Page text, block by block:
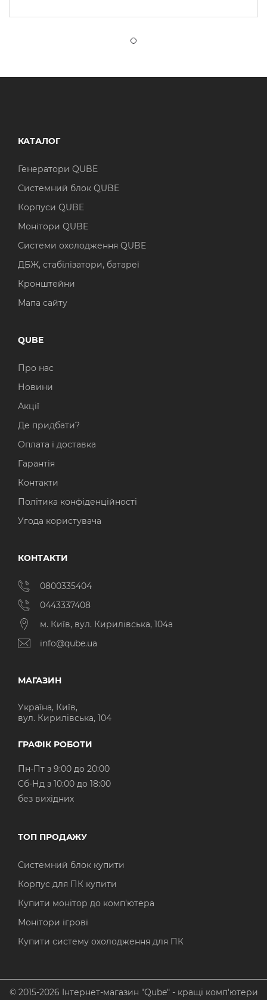
КАТАЛОГ
Генератори QUBE
Системний блок QUBE
Корпуси QUBE
Монітори QUBE
Системи охолодження QUBE
ДБЖ, стабілізатори, батареї
Кронштейни
Мапа сайту
QUBE
Про нас
Новини
Акції
Де придбати?
Оплата і доставка
Гарантія
Контакти
Політика конфіденційності
Угода користувача
КОНТАКТИ
0800335404
0443337408
м. Київ, вул. Кирилівська, 104а
info@qube.ua
МАГАЗИН
Україна, Київ,
вул. Кирилівська, 104
ГРАФІК РОБОТИ
Пн-Пт з 9:00 до 20:00
Cб-Нд з 10:00 до 18:00
без вихідних
ТОП ПРОДАЖУ
Системний блок купити
Корпус для ПК купити
Купити монітор до комп'ютера
Монітори ігрові
Купити систему охолодження для ПК
© 2015-2026 Інтернет-магазин "Qube" - кращі комп'ютери